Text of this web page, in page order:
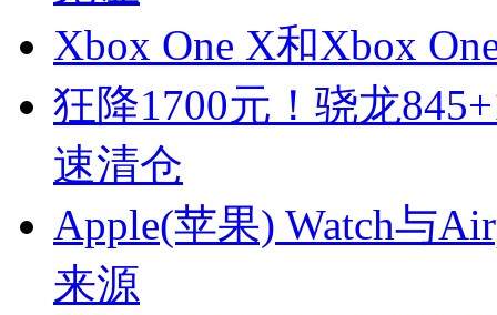
Xbox One X和Xbox
狂降1700元！骁龙
速清仓
Apple(苹果) Watch与
来源